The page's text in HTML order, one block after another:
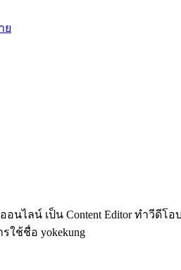
ย
น์ เป็น Content Editor ทำวีดีโอบ
รใช้ชื่อ yokekung